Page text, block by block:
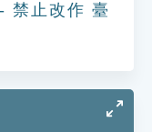
禁止改作 臺